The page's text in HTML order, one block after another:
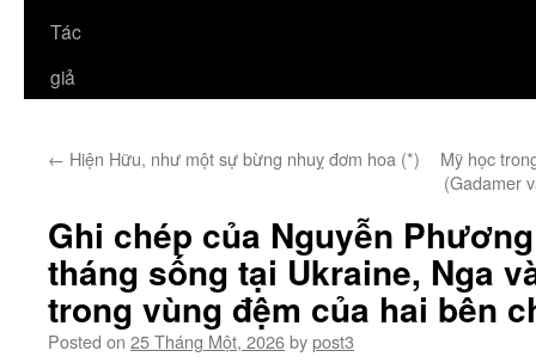
Tác
giả
← Hiện Hữu, như một sự bừng nhuỵ đơm hoa (*)
Mỹ học
(Gadamer
Ghi chép của Nguyễn
tháng sống tại Ukraine, Nga
trong vùng đệm của hai bên
Posted on 25 Tháng Một, 2026bypost3